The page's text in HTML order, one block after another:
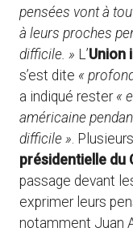
pensées vont à
à leurs proches
difficile. » L’Union
s’est dite «
a indiqué rester «
américaine
difficile » . Plusieurs
présidentielle du
passage devant
exprimer leurs
notamment Juan